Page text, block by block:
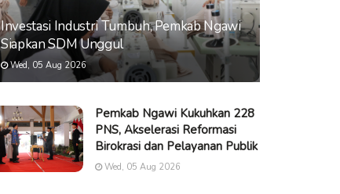
Investasi Industri Tumbuh, Pemkab Ngawi
Siapkan SDM Unggul
Wed, 05 Aug 2026
Pemkab Ngawi Kukuhkan 228
PNS, Akselerasi Reformasi
Birokrasi dan Pelayanan Publik
Wed, 05 Aug 2026